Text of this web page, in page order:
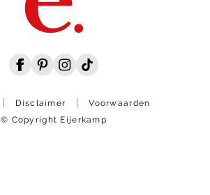
Disclaimer
Voorwaarden
© Copyright Eijerkamp